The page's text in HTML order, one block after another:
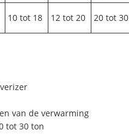
10 tot 18 12 tot 20 20 tot 30
van de verwarming
tot 30 ton